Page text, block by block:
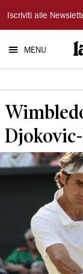
La
Nuova
Ferrara
Iscriviti alle
MENU